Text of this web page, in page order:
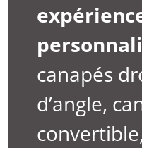
canapés
d’angle,
convertible,